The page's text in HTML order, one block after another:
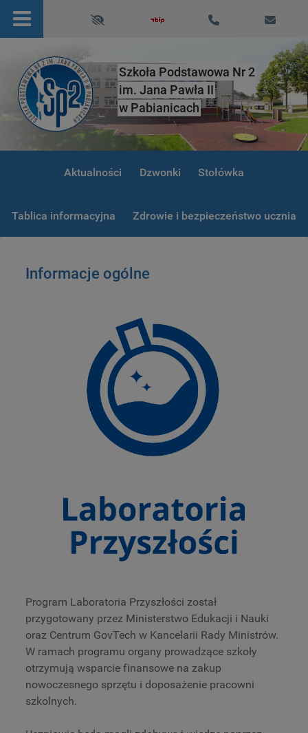
Szkoła Podstawowa Nr 2
im. Jana Pawła II
w Pabianicach
Aktualności Dzwonki Stołówka
Tablica informacyjna Zdrowie i bezpieczeństwo ucznia
Informacje ogólne
Program Laboratoria Przyszłości został
przygotowany przez Ministerstwo Edukacji i Nauki
oraz Centrum GovTech w Kancelarii Rady Ministrów.
W ramach programu organy prowadzące szkoły
otrzymują wsparcie finansowe na zakup
nowoczesnego sprzętu i doposażenie pracowni
szkolnych.